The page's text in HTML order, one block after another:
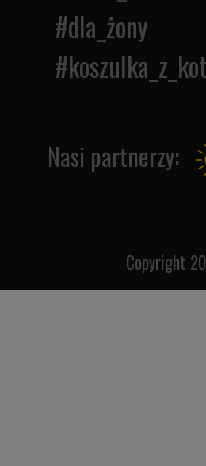
#dla_żony
#
Nasi partnerzy:
Copyright